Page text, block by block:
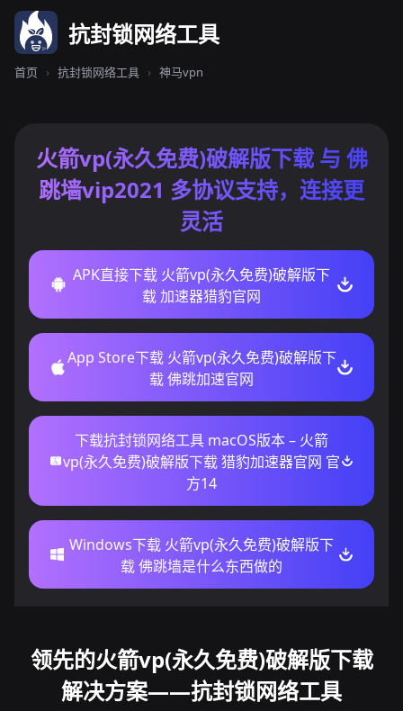
抗封锁网络工具
首页 › 抗封锁网络工具 › 神马vpn
火箭vp(永久免费)破解版下载 与 佛
跳墙vip2021 多协议支持，连接更
灵活
APK直接下载 火箭vp(永久免费)破解版下
载 加速器猎豹官网
App Store下载 火箭vp(永久免费)破解版下
载 佛跳加速官网
下载抗封锁网络工具 macOS版本 – 火箭
vp(永久免费)破解版下载 猎豹加速器官网 官
方14
Windows下载 火箭vp(永久免费)破解版下
载 佛跳墙是什么东西做的
领先的火箭vp(永久免费)破解版下载
解决方案——抗封锁网络工具